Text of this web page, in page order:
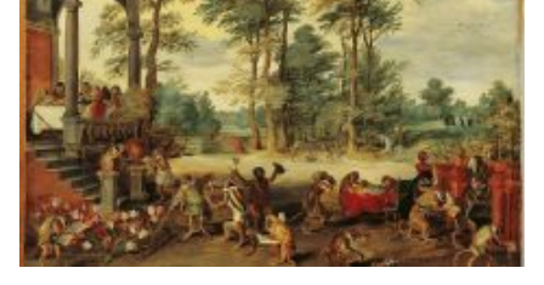
ISSUE EXCERPTS
Ấn phẩm đầu tư giá trị 66_tháng 01.2023